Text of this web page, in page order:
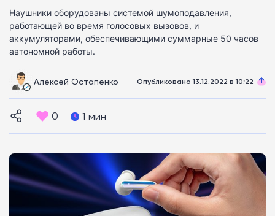
Наушники оборудованы системой шумоподавления,
работающей во время голосовых вызовов, и
аккумуляторами, обеспечивающими суммарные 50 часов
автономной работы.
Алексей Остапенко Опубликовано 13.12.2022 в 10:22
0 1 мин